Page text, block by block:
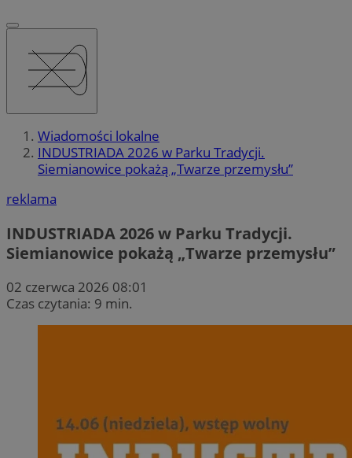
Wiadomości lokalne
INDUSTRIADA 2026 w Parku Tradycji.
Siemianowice pokażą „Twarze przemysłu”
reklama
INDUSTRIADA 2026 w Parku Tradycji.
Siemianowice pokażą „Twarze przemysłu”
02 czerwca 2026 08:01
Czas czytania: 9 min.